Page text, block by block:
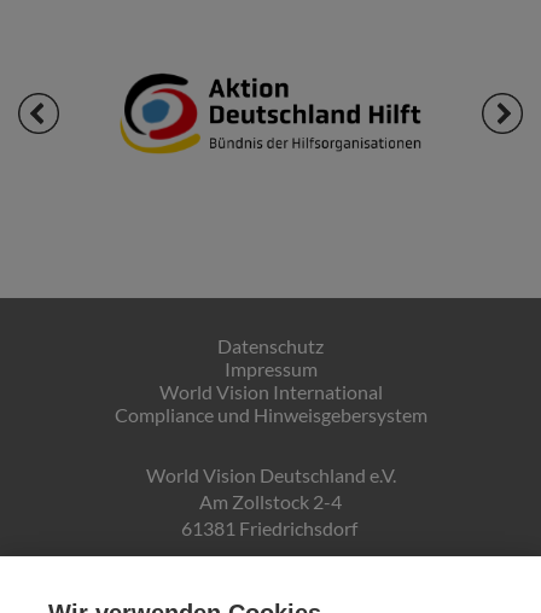
Datenschutz
Impressum
World Vision International
Compliance und Hinweisgebersystem
World Vision Deutschland e.V.
Am Zollstock 2-4
61381 Friedrichsdorf
DE19ZZZ00000150171